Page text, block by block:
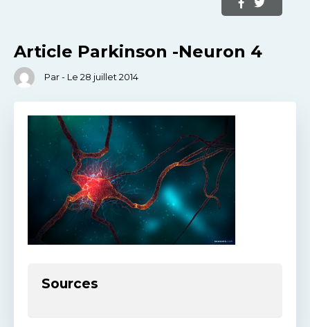
Article Parkinson -Neuron 4
Par - Le 28 juillet 2014
Sources